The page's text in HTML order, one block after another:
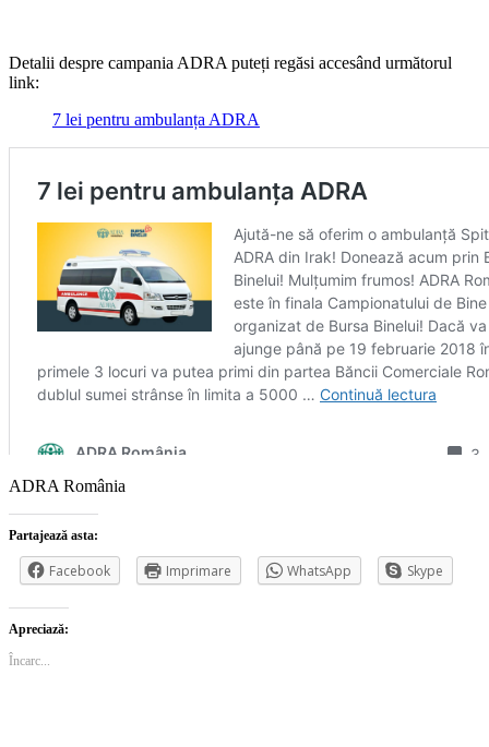
Detalii despre campania ADRA puteți regăsi accesând următorul
link:
7 lei pentru ambulanța ADRA
ADRA România
Partajează asta:
Facebook Imprimare WhatsApp Skype
Apreciază:
Încarc...